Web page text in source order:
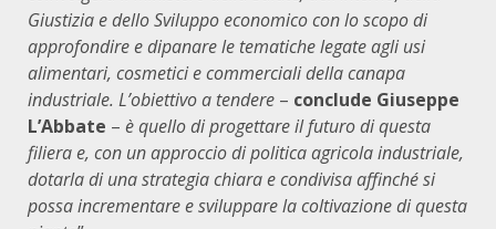
Giustizia e dello Sviluppo economico con lo scopo di
approfondire e dipanare le tematiche legate agli usi
alimentari, cosmetici e commerciali della canapa
industriale. L’obiettivo a tendere – conclude Giuseppe
L’Abbate – è quello di progettare il futuro di questa
filiera e, con un approccio di politica agricola industriale,
dotarla di una strategia chiara e condivisa affinché si
possa incrementare e sviluppare la coltivazione di questa